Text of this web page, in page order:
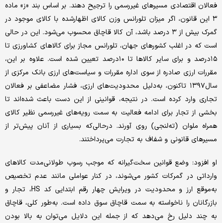
فعالان اقتصادی مسیرهای غیررسمی را ترجیح دهند. بر اساس بند «ز» ماده
۳ این قانون، اگر میزان تلورانس وزن کالای اظهارشده با کالای موجود در
گمرک بیش از ۳ درصد باشد، آن کالا قاچاق محسوب می‌شود. این در حالی
است که در اغلب کشورهای جهان، تلورانس مجاز برای کالاهای کشاورزی تا
۱۵درصد و برای سایر کالاها تا ۱۰درصد تعیین شده است. علاوه بر این،
مقررات ارزی صادره از سوی اداره مقررات و سیاست‌های ارزی بانک مرکزی از
سال۱۳۹۷ تاکنون، به‌دلیل محدودیت‌های ارزی، فشار مضاعفی بر فعالان
تجاری وارد کرده است. در نتیجه، قوانینی از این دست باعث شده‌اند تا
بخشی از تجار برای ادامه فعالیت به سمت رویه‌های غیررسمی نظیر کالای
همراه ملوان (ته‌لنجی) روی آورند. درحالی‌که بسیاری از آنان پیش‌تر از
مسیرهای قانونی و شفاف به تجارت می‌پرداختند.
او افزود: وضع قوانین سخت‌گیرانه که موجب رسوب طولانی‌مدت کالاهای
وارداتی در گمرکات کشور می‌شوند، در کنار عواملی مانند عدم تخصیص
به‌موقع ارز و محدودیت در ویرایش چهار رقم ابتدایی کد HS، تجار و
بازرگانان را ناخواسته به سمت قاچاق سوق داده است. به‌طور کلی، قاچاق
به چند دلیل رخ می‌دهد که از جمله این دلایل می‌توان به بالا بودن